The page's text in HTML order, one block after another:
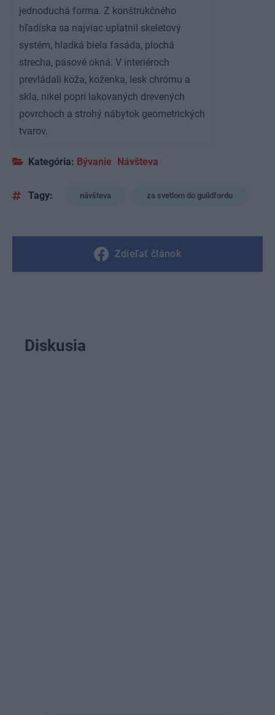
jednoduchá forma. Z konštrukčného
hľadiska sa najviac uplatnil skeletový
systém, hladká biela fasáda, plochá
strecha, pásové okná. V interiéroch
prevládali koža, koženka, lesk chrómu a
skla, nikel popri lakovaných drevených
povrchoch a strohý nábytok geometrických
tvarov.
Kategória: Bývanie Návšteva
Tagy: návšteva za svetlom do guildfordu
Zdieľať článok
Diskusia